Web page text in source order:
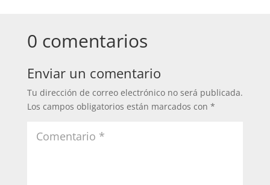
0 comentarios
Enviar un comentario
Tu dirección de correo electrónico no será publicada.
Los campos obligatorios están marcados con *